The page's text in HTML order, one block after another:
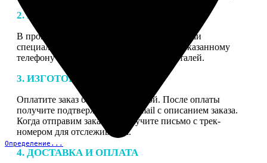
Определение...
2. МАКЕТ
В процессе подготовки заказа к печати наши
специалисты могут связаться с Вами по указанному
телефону или email для согласования деталей.
3. ИЗГОТОВЛЕНИЕ
Оплатите заказ банковской картой. После оплаты
получите подтверждение на email с описанием заказа.
Когда отправим заказ вы получите письмо с трек-
номером для отслеживания.
4. ДОСТАВКА И ОПЛАТА